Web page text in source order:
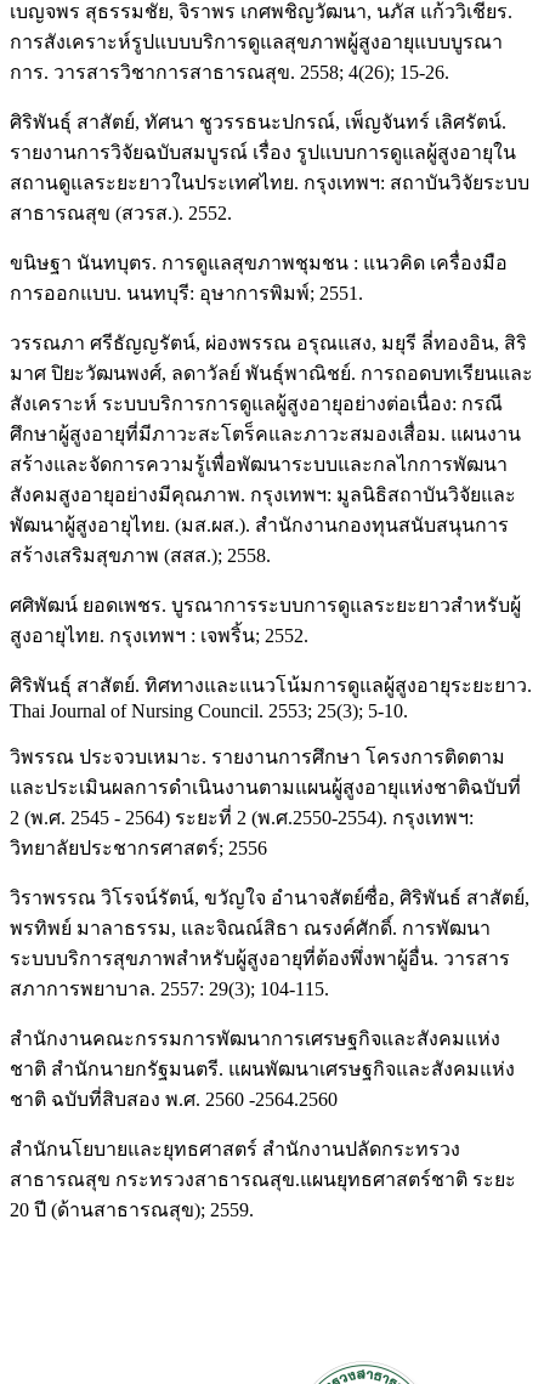
เบญจพร สุธรรมชัย, จิราพร เกศพชิญวัฒนา, นภัส แก้ววิเชียร.
การสังเคราะห์รูปแบบบริการดูแลสุขภาพผู้สูงอายุแบบบูรณา
การ. วารสารวิชาการสาธารณสุข. 2558; 4(26); 15-26.
ศิริพันธุ์ สาสัตย์, ทัศนา ชูวรรธนะปกรณ์, เพ็ญจันทร์ เลิศรัตน์.
รายงานการวิจัยฉบับสมบูรณ์ เรื่อง รูปแบบการดูแลผู้สูงอายุใน
สถานดูแลระยะยาวในประเทศไทย. กรุงเทพฯ: สถาบันวิจัยระบบ
สาธารณสุข (สวรส.). 2552.
ขนิษฐา นันทบุตร. การดูแลสุขภาพชุมชน : แนวคิด เครื่องมือ
การออกแบบ. นนทบุรี: อุษาการพิมพ์; 2551.
วรรณภา ศรีธัญญรัตน์, ผ่องพรรณ อรุณแสง, มยุรี ลี่ทองอิน, สิริ
มาศ ปิยะวัฒนพงศ์, ลดาวัลย์ พันธุ์พาณิชย์. การถอดบทเรียนและ
สังเคราะห์ ระบบบริการการดูแลผู้สูงอายุอย่างต่อเนื่อง: กรณี
ศึกษาผู้สูงอายุที่มีภาวะสะโตร็คและภาวะสมองเสื่อม. แผนงาน
สร้างและจัดการความรู้เพื่อพัฒนาระบบและกลไกการพัฒนา
สังคมสูงอายุอย่างมีคุณภาพ. กรุงเทพฯ: มูลนิธิสถาบันวิจัยและ
พัฒนาผู้สูงอายุไทย. (มส.ผส.). สำนักงานกองทุนสนับสนุนการ
สร้างเสริมสุขภาพ (สสส.); 2558.
ศศิพัฒน์ ยอดเพชร. บูรณาการระบบการดูแลระยะยาวสำหรับผู้
สูงอายุไทย. กรุงเทพฯ : เจพริ้น; 2552.
ศิริพันธุ์ สาสัตย์. ทิศทางและแนวโน้มการดูแลผู้สูงอายุระยะยาว.
Thai Journal of Nursing Council. 2553; 25(3); 5-10.
วิพรรณ ประจวบเหมาะ. รายงานการศึกษา โครงการติดตาม
และประเมินผลการดำเนินงานตามแผนผู้สูงอายุแห่งชาติฉบับที่
2 (พ.ศ. 2545 - 2564) ระยะที่ 2 (พ.ศ.2550-2554). กรุงเทพฯ:
วิทยาลัยประชากรศาสตร์; 2556
วิราพรรณ วิโรจน์รัตน์, ขวัญใจ อำนาจสัตย์ซื่อ, ศิริพันธ์ สาสัตย์,
พรทิพย์ มาลาธรรม, และจิณณ์สิธา ณรงค์ศักดิ์. การพัฒนา
ระบบบริการสุขภาพสำหรับผู้สูงอายุที่ต้องพึ่งพาผู้อื่น. วารสาร
สภาการพยาบาล. 2557: 29(3); 104-115.
สำนักงานคณะกรรมการพัฒนาการเศรษฐกิจและสังคมแห่ง
ชาติ สำนักนายกรัฐมนตรี. แผนพัฒนาเศรษฐกิจและสังคมแห่ง
ชาติ ฉบับที่สิบสอง พ.ศ. 2560 -2564.2560
สำนักนโยบายและยุทธศาสตร์ สำนักงานปลัดกระทรวง
สาธารณสุข กระทรวงสาธารณสุข.แผนยุทธศาสตร์ชาติ ระยะ
20 ปี (ด้านสาธารณสุข); 2559.